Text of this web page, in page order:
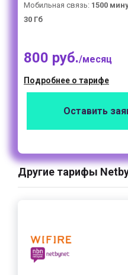
Мобильная связь: 1500
30 Гб
800 руб./месяц
Подробнее о тарифе
Оставить
Другие тарифы